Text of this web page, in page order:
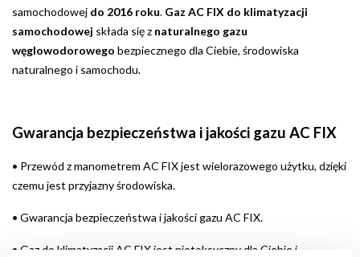
samochodowej do 2016 roku. Gaz AC FIX do klimatyzacji
samochodowej składa się z naturalnego gazu
węglowodorowego bezpiecznego dla Ciebie, środowiska
naturalnego i samochodu.
Gwarancja bezpieczeństwa i jakości gazu AC FIX
• Przewód z manometrem AC FIX jest wielorazowego użytku, dzięki
czemu jest przyjazny środowiska.
• Gwarancja bezpieczeństwa i jakości gazu AC FIX.
• Gaz do klimatyzacji AC FIX jest nietoksyczny dla Ciebie i